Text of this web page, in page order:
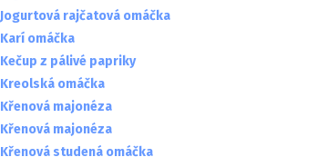
Jogurtová rajčatová omáčka
Karí omáčka
Kečup z pálivé papriky
Kreolská omáčka
Křenová majonéza
Křenová majonéza
Křenová studená omáčka